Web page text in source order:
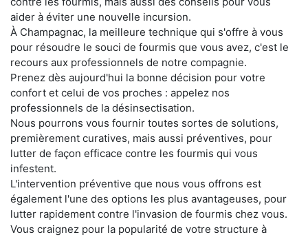
aider à éviter une nouvelle incursion.
À Champagnac, la meilleure technique qui s'offre à vous
pour résoudre le souci de fourmis que vous avez, c'est le
recours aux professionnels de notre compagnie.
Prenez dès aujourd'hui la bonne décision pour votre
confort et celui de vos proches : appelez nos
professionnels de la désinsectisation.
Nous pourrons vous fournir toutes sortes de solutions,
premièrement curatives, mais aussi préventives, pour
lutter de façon efficace contre les fourmis qui vous
infestent.
L'intervention préventive que nous vous offrons est
également l'une des options les plus avantageuses, pour
lutter rapidement contre l'invasion de fourmis chez vous.
Vous craignez pour la popularité de votre structure à